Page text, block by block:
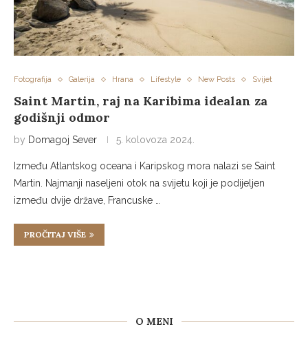
Fotografija Galerija Hrana Lifestyle New Posts Svijet
Saint Martin, raj na Karibima idealan za
godišnji odmor
by Domagoj Sever 5. kolovoza 2024.
Između Atlantskog oceana i Karipskog mora nalazi se Saint
Martin. Najmanji naseljeni otok na svijetu koji je podijeljen
između dvije države, Francuske …
PROČITAJ VIŠE
O MENI